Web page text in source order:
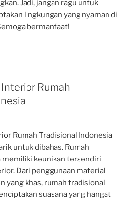
Jadi, jangan ragu untuk
lingkungan yang nyaman di
bermanfaat!
Rumah
Rumah Tradisional Indonesia
untuk dibahas. Rumah
memiliki keunikan tersendiri
Dari penggunaan material
yang khas, rumah tradisional
suasana yang hangat